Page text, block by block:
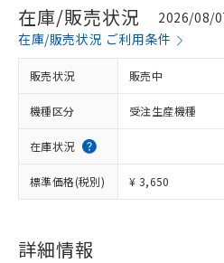
在庫/販売状況
2026/08/
在庫/販売状況 ご利用条件
販売状況 販売中
機種区分 受注生産機種
在庫状況
標準価格(税別) ¥ 3,650
詳細情報